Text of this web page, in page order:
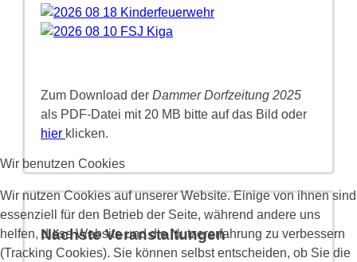
Zum Download der Dammer Dorfzeitung 2025
als PDF-Datei mit 20 MB bitte auf das Bild oder
hier klicken.
Nächste Veranstaltungen
Wir benutzen Cookies
Wir nutzen Cookies auf unserer Website. Einige von ihnen sind
essenziell für den Betrieb der Seite, während andere uns
helfen, diese Website und die Nutzererfahrung zu verbessern
(Tracking Cookies). Sie können selbst entscheiden, ob Sie die